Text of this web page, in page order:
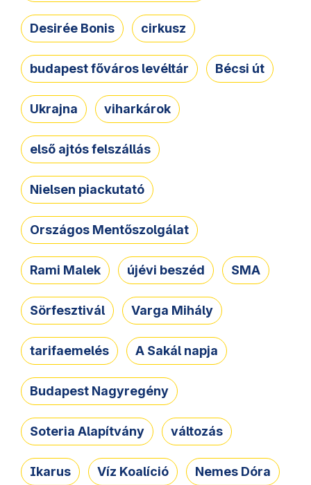
Desirée Bonis cirkusz
budapest főváros levéltár Bécsi út
Ukrajna viharkárok
első ajtós felszállás
Nielsen piackutató
Országos Mentőszolgálat
Rami Malek újévi beszéd SMA
Sörfesztivál Varga Mihály
tarifaemelés A Sakál napja
Budapest Nagyregény
Soteria Alapítvány változás
Ikarus Víz Koalíció Nemes Dóra